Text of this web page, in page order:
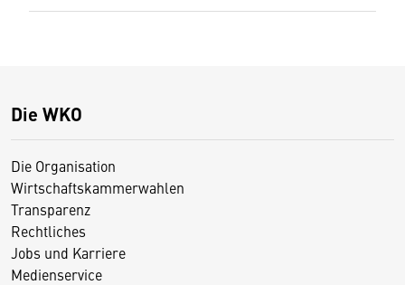
Die WKO
Die Organisation
Wirtschaftskammerwahlen
Transparenz
Rechtliches
Jobs und Karriere
Medienservice